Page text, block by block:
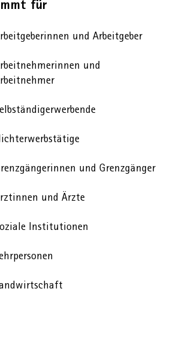
für
und Arbeitgeber
und
und Grenzgänger
und Ärzte
Institutionen